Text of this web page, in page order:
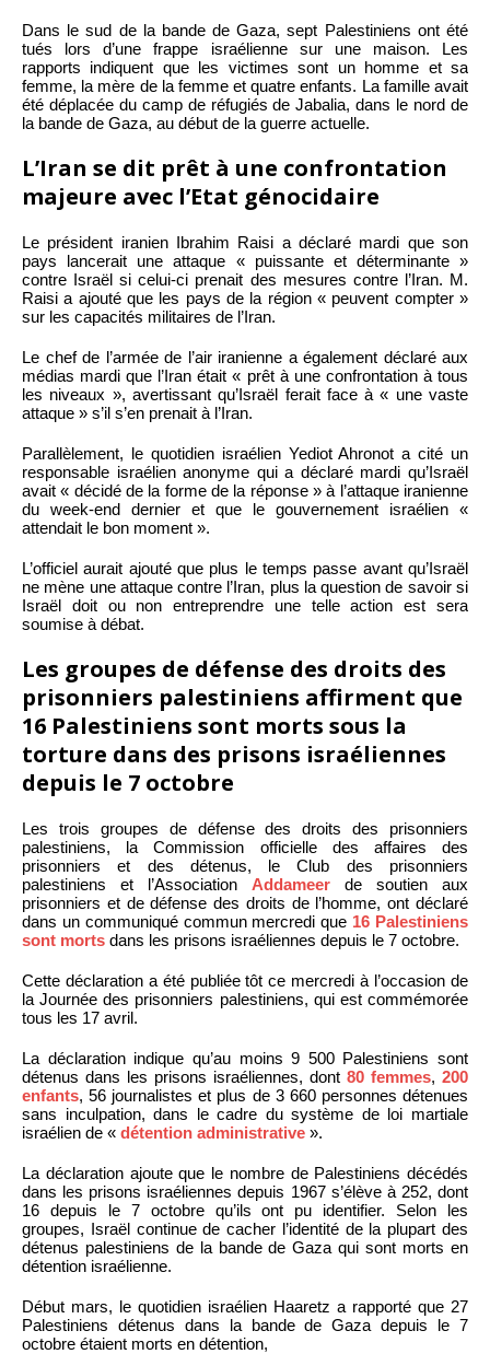
Dans le sud de la bande de Gaza, sept Palestiniens ont été
tués lors d’une frappe israélienne sur une maison. Les
rapports indiquent que les victimes sont un homme et sa
femme, la mère de la femme et quatre enfants. La famille avait
été déplacée du camp de réfugiés de Jabalia, dans le nord de
la bande de Gaza, au début de la guerre actuelle.
L’Iran se dit prêt à une confrontation
majeure avec l’Etat génocidaire
Le président iranien Ibrahim Raisi a déclaré mardi que son
pays lancerait une attaque « puissante et déterminante »
contre Israël si celui-ci prenait des mesures contre l’Iran. M.
Raisi a ajouté que les pays de la région « peuvent compter »
sur les capacités militaires de l’Iran.
Le chef de l’armée de l’air iranienne a également déclaré aux
médias mardi que l’Iran était « prêt à une confrontation à tous
les niveaux », avertissant qu’Israël ferait face à « une vaste
attaque » s’il s’en prenait à l’Iran.
Parallèlement, le quotidien israélien Yediot Ahronot a cité un
responsable israélien anonyme qui a déclaré mardi qu’Israël
avait « décidé de la forme de la réponse » à l’attaque iranienne
du week-end dernier et que le gouvernement israélien «
attendait le bon moment ».
L’officiel aurait ajouté que plus le temps passe avant qu’Israël
ne mène une attaque contre l’Iran, plus la question de savoir si
Israël doit ou non entreprendre une telle action est sera
soumise à débat.
Les groupes de défense des droits des
prisonniers palestiniens affirment que
16 Palestiniens sont morts sous la
torture dans des prisons israéliennes
depuis le 7 octobre
Les trois groupes de défense des droits des prisonniers
palestiniens, la Commission officielle des affaires des
prisonniers et des détenus, le Club des prisonniers
palestiniens et l’Association Addameer de soutien aux
prisonniers et de défense des droits de l’homme, ont déclaré
dans un communiqué commun mercredi que 16 Palestiniens
sont morts dans les prisons israéliennes depuis le 7 octobre.
Cette déclaration a été publiée tôt ce mercredi à l’occasion de
la Journée des prisonniers palestiniens, qui est commémorée
tous les 17 avril.
La déclaration indique qu’au moins 9 500 Palestiniens sont
détenus dans les prisons israéliennes, dont 80 femmes, 200
enfants, 56 journalistes et plus de 3 660 personnes détenues
sans inculpation, dans le cadre du système de loi martiale
israélien de « détention administrative ».
La déclaration ajoute que le nombre de Palestiniens décédés
dans les prisons israéliennes depuis 1967 s’élève à 252, dont
16 depuis le 7 octobre qu’ils ont pu identifier. Selon les
groupes, Israël continue de cacher l’identité de la plupart des
détenus palestiniens de la bande de Gaza qui sont morts en
détention israélienne.
Début mars, le quotidien israélien Haaretz a rapporté que 27
Palestiniens détenus dans la bande de Gaza depuis le 7
octobre étaient morts en détention,